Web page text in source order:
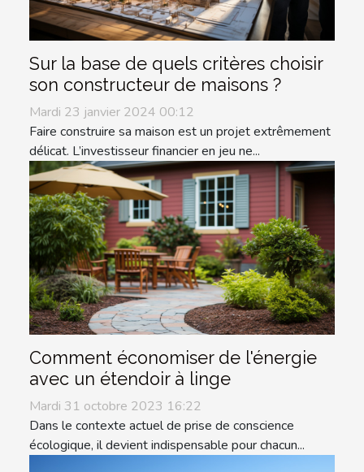
Sur la base de quels critères choisir
son constructeur de maisons ?
Mardi 23 janvier 2024 00:12
Faire construire sa maison est un projet extrêmement
délicat. L’investisseur financier en jeu ne...
Comment économiser de l'énergie
avec un étendoir à linge
Mardi 31 octobre 2023 16:22
Dans le contexte actuel de prise de conscience
écologique, il devient indispensable pour chacun...